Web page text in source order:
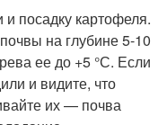
посадку картофеля.
на глубине 5-10
ее до +5 °С. Если
и видите, что
их — почва